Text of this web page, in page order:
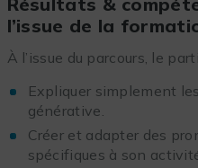
l’issue de la
À l’issue du parcours, le
Expliquer simplement
générative.
Créer et adapter des
spécifiques à son